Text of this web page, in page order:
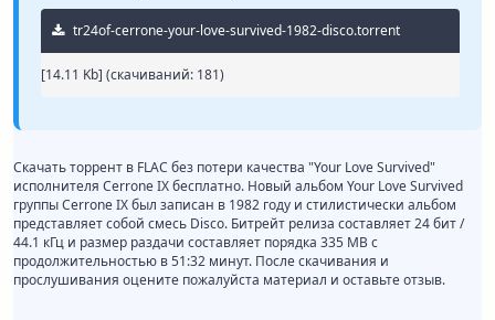
tr24of-cerrone-your-love-survived-1982-disco.torrent
[14.11 Kb] (cкачиваний: 181)
Скачать торрент в FLAC без потери качества "Your Love Survived"
исполнителя Cerrone IX бесплатно. Новый альбом Your Love Survived
группы Cerrone IX был записан в 1982 году и стилистически альбом
представляет собой смесь Disco. Битрейт релиза составляет 24 бит /
44.1 кГц и размер раздачи составляет порядка 335 MB с
продолжительностью в 51:32 минут. После скачивания и
прослушивания оцените пожалуйста материал и оставьте отзыв.